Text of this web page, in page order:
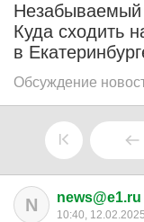
Незабываемый
Куда сходить
в
Обсуждение
N news@e1.ru
10:40, 12.02.2025